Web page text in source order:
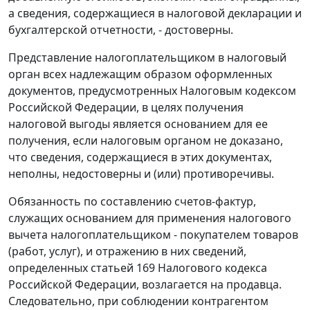
а сведения, содержащиеся в налоговой декларации и
бухгалтерской отчетности, - достоверны.
Представление налогоплательщиком в налоговый
орган всех надлежащим образом оформленных
документов, предусмотренных Налоговым кодексом
Российской Федерации, в целях получения
налоговой выгоды является основанием для ее
получения, если налоговым органом не доказано,
что сведения, содержащиеся в этих документах,
неполны, недостоверны и (или) противоречивы.
Обязанность по составлению счетов-фактур,
служащих основанием для применения налогового
вычета налогоплательщиком - покупателем товаров
(работ, услуг), и отражению в них сведений,
определенных статьей 169 Налогового кодекса
Российской Федерации, возлагается на продавца.
Следовательно, при соблюдении контрагентом